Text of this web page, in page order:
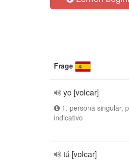
Frage
yo [volcar]
1. persona singular,
indicativo
tú [volcar]